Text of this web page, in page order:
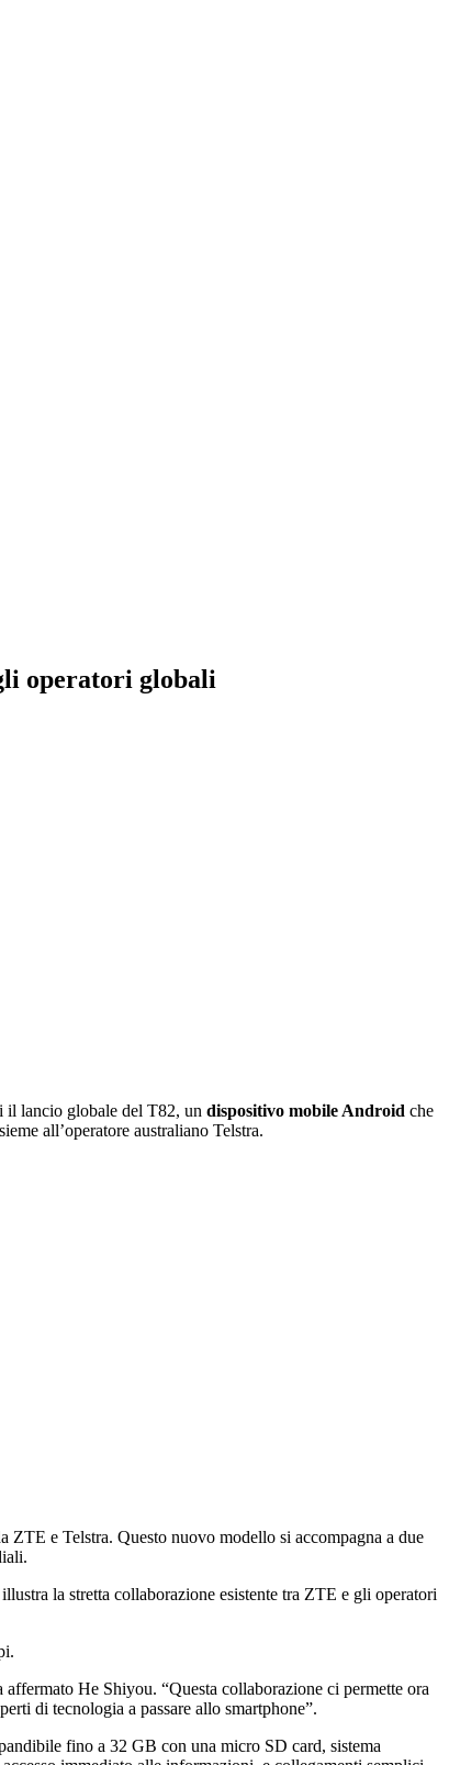
operatori globali
il lancio globale del T82, un dispositivo mobile Android che
all’operatore australiano Telstra.
ZTE e Telstra. Questo nuovo modello si accompagna a due
la stretta collaborazione esistente tra ZTE e gli operatori
He Shiyou. “Questa collaborazione ci permette ora
di tecnologia a passare allo smartphone”.
fino a 32 GB con una micro SD card, sistema